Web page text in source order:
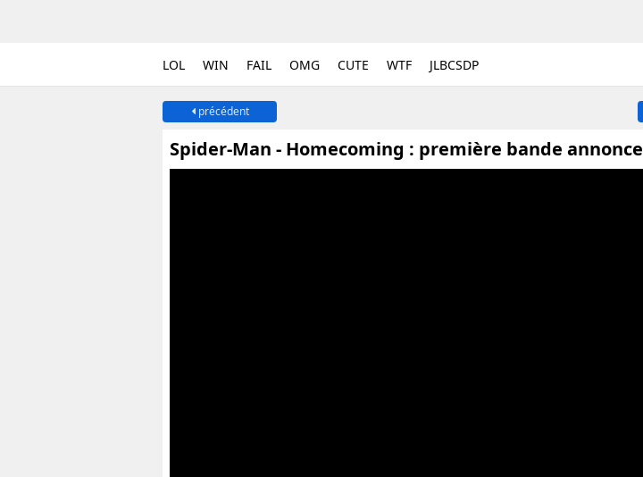
LOL WIN FAIL OMG CUTE WTF JLBCSDP
précédent
Spider-Man - Homecoming : première bande annonce